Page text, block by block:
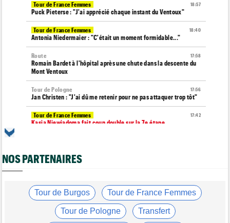
18:57
Tour de France Femmes
Puck Pieterse : "J'ai apprécié chaque instant du Ventoux"
18:40
Tour de France Femmes
Antonia Niedermaier : "C'était un moment formidable..."
17:58
Route
Romain Bardet à l'hôpital après une chute dans la descente du
Mont Ventoux
17:56
Tour de Pologne
Jan Christen : "J'ai dû me retenir pour ne pas attaquer trop tôt"
17:42
Tour de France Femmes
Kasia Niewiadoma fait coup double sur la 7e étape
16:38
Média
Les vidéos cyclisme sont sur Dailymotion : Cyclism'Actu TV
NOS PARTENAIRES
Tour de Burgos Tour de France Femmes
Tour de Pologne Transfert